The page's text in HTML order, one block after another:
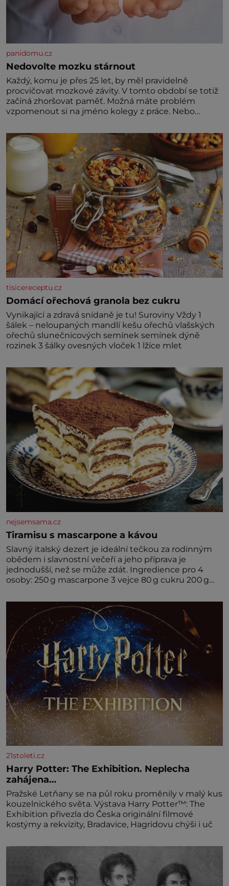
panidomu.cz
Nedovolte mozku stárnout
Každý, komu je přes 25 let, by měl pravidelně
procvičovat mozkové závity. V tomto období se totiž
začíná zhoršovat paměť. Možná máte problém
vzpomenout si na jméno kolegy z práce. Nebo
nedávno přečetli. Je to opravdu tak, s věkem jako
kdyby se paměť rozhodla stávkovat. Cvičte
tisicereceptu.cz
Domácí ořechová granola bez cukru
Vynikající a zdravá snídaně je tu! Suroviny Vždy 1
šálek – neloupaných mandlí kešu ořechů vlašských
ořechů slunečnicových semínek semínek dýně
rozinek 3 šálky ovesných vloček 1 lžíce mlet
nejsemsama.cz
Tiramisu s mascarpone a kávou
Slavný italský dezert je ideální tečkou za rodinným
obědem i slavnostní večeří a jeho příprava je
jednodušší, než se může zdát. Ingredience pro 4
osoby: 250 g mascarpone 3 vejce 80 g cukru 200 g
amaretta kakao na posypání Postup: Oddělte
žloutky od bílků. Žloutky vyšlehejte s cukrem do
světlé pěny a postupně do nich vmíchejte
mascarpone, aby vznikl hladký
21stoleti.cz
Harry Potter: The Exhibition. Neplecha
zahájena…
Pražské Letňany se na půl roku proměnily v malý kus
kouzelnického světa. Výstava Harry Potter™: The
Exhibition přivezla do Česka originální filmové
kostýmy a rekvizity, Bradavice, Hagridovu chýši i uč